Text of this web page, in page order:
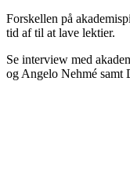
Forskellen på
tid af til at lave lektier.
Se interview med
og Angelo Nehmé samt